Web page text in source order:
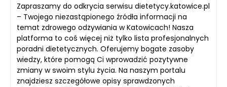
Zapraszamy do odkrycia serwisu dietetycy.katowice.pl
– Twojego niezastąpionego źródła informacji na
temat zdrowego odżywiania w Katowicach! Nasza
platforma to coś więcej niż tylko lista profesjonalnych
poradni dietetycznych. Oferujemy bogate zasoby
wiedzy, które pomogą Ci wprowadzić pozytywne
zmiany w swoim stylu życia. Na naszym portalu
znajdziesz szczegółowe opisy sprawdzonych